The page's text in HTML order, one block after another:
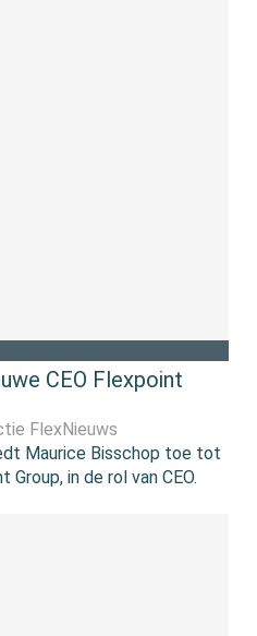
CEO Flexpoint
FlexNieuws
Maurice Bisschop toe tot
in de rol van CEO.